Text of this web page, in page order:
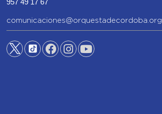
comunicaciones@orquestadecordoba.org